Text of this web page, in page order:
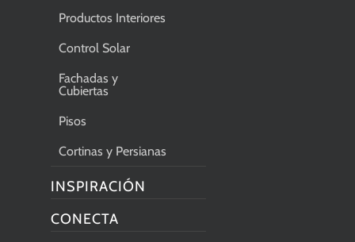
Productos Interiores
Control Solar
Fachadas y
Cubiertas
Pisos
Cortinas y Persianas
INSPIRACIÓN
CONECTA